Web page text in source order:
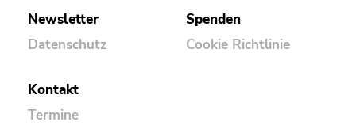
Newsletter
Datenschutz
Spenden
Cookie Richtlinie
Kontakt
Termine